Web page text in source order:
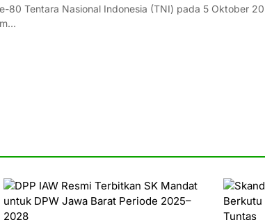
80 Tentara Nasional Indonesia (TNI) pada 5 Oktober